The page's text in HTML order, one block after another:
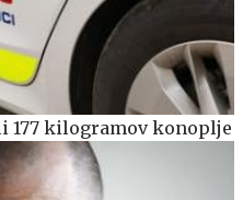
177 kilogramov konoplje